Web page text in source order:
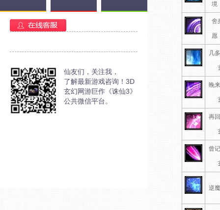
仙友们，关注我，
了解最新游戏咨询！3D
玄幻网游巨作《诛仙3》
公共微信平台。
境
舍
愿
几
晚
再
曾
逆